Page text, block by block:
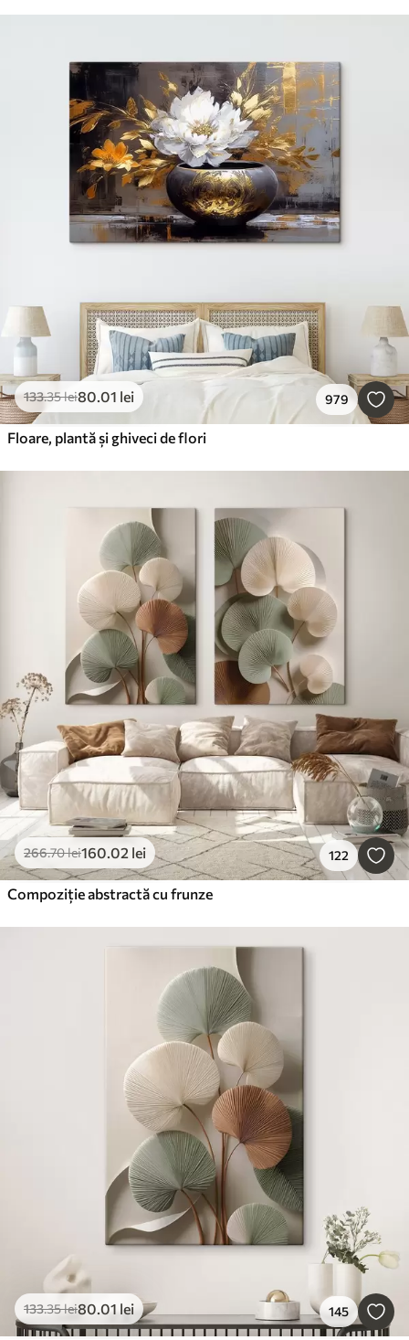
133.35lei80.01 lei 979
Floare, plantă și ghiveci de flori
266.70lei160.02 lei 122
Compoziție abstractă cu frunze
133.35lei80.01 lei 145